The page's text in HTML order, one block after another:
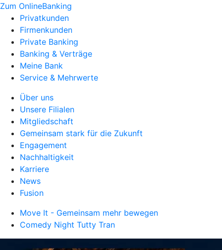
Zum OnlineBanking
Privatkunden
Firmenkunden
Private Banking
Banking & Verträge
Meine Bank
Service & Mehrwerte
Über uns
Unsere Filialen
Mitgliedschaft
Gemeinsam stark für die Zukunft
Engagement
Nachhaltigkeit
Karriere
News
Fusion
Move It - Gemeinsam mehr bewegen
Comedy Night Tutty Tran